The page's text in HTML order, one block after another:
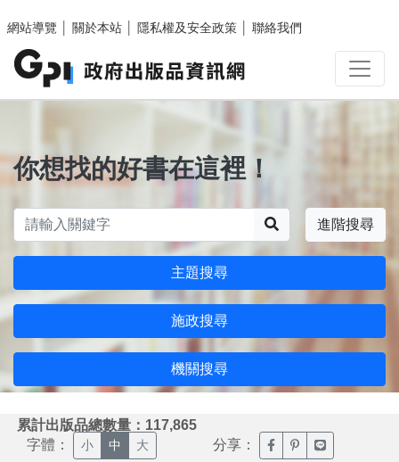
網站導覽
關於本站 隱私權及安全政策 聯絡我們
你想找的好書在這裡！
進階搜尋
主題搜尋
施政搜尋
機關搜尋
累計出版品總數量：117,865
字體： 小 中 大 分享： 臉書分享(另開新視窗)
噗浪分享(另開新
Line分享(另